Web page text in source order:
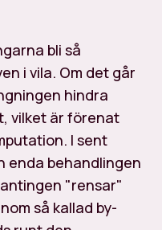
bli så
i vila. Om det går
hindra
vilket är förenat
I sent
enda behandlingen
"rensar"
så kallad by-